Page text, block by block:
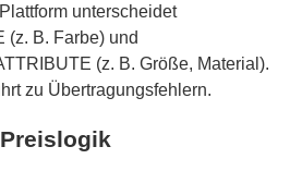
unterscheidet
(z. B. Farbe) und
(z. B. Größe, Material).
zu Übertragungsfehlern.